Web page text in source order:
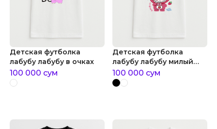
Детская футболка
лабубу лабубу в очках
100 000 сум
Детская футболка
лабубу лабубу милый
ребенок
100 000 сум